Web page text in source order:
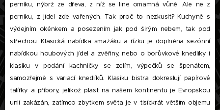
perníku, nýbrž ze dřeva, z níž se line omamná vůně. Ale ne z
perníku, z jídel zde vařených. Tak proč to nezkusit? Kuchyně s
výdejním okénkem a posezením jak pod širým nebem, tak pod
střechou. Klasická nabídka smažáku a řízku je doplněna sezónní
nabídkou houbových jídel a zvěřiny, nebo o borůvkové knedlíky i
klasiku v podání kachničky se zelím, výpečků se špenátem,
samozřejmě s variací knedlíků. Klasiku bistra dokreslují papírové
talířky a příbory, jelikož plast na našem kontinentu je Evropskou
unií zakázán, zatímco zbytkem světa je v tisíckrát větším objemu